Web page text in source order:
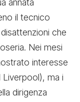
annata
il tecnico
che
Nei mesi
interesse
ma i
dirigenza